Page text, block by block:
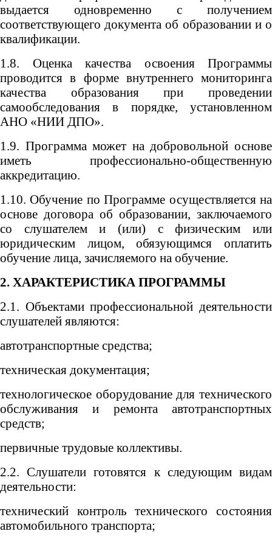
выдается одновременно с получением
соответствующего документа об образовании и о
квалификации.
1.8. Оценка качества освоения Программы
проводится в форме внутреннего мониторинга
качества образования при проведении
самообследования в порядке, установленном
АНО «НИИ ДПО».
1.9. Программа может на добровольной основе
иметь профессионально-общественную
аккредитацию.
1.10. Обучение по Программе осуществляется на
основе договора об образовании, заключаемого
со слушателем и (или) с физическим или
юридическим лицом, обязующимся оплатить
обучение лица, зачисляемого на обучение.
2. ХАРАКТЕРИСТИКА ПРОГРАММЫ
2.1. Объектами профессиональной деятельности
слушателей являются:
автотранспортные средства;
техническая документация;
технологическое оборудование для технического
обслуживания и ремонта автотранспортных
средств;
первичные трудовые коллективы.
2.2. Слушатели готовятся к следующим видам
деятельности:
технический контроль технического состояния
автомобильного транспорта;